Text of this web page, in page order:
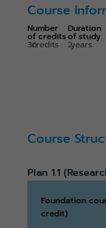
Course
Number
of credits
36credits
Duration
of study
2years
Course
Plan 1.1
Foundation
credit)